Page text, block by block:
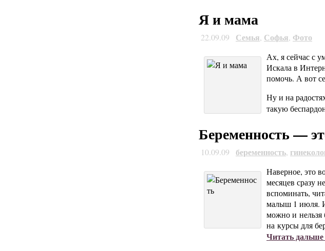
Я и мама
22.09.09 Семья, Софья, Фото
Ах, я сейчас с
Искала в
помочь. А вот
Ну и на
такую
Беременность —
10.09.09 беременность,
Наверное, это
месяцев сразу
вспоминать,
малыш 1 июля. И
можно и
на курсы для
Читать